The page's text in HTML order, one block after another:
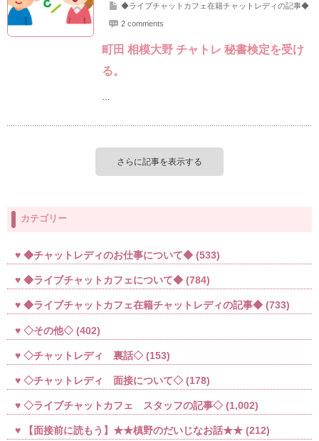
◆ライブチャットカフェ在籍チャットレディの記事◆
2 comments
町田 相模大野 チャトレ 秘書検定を受け
る。
…
さらに記事を表示する
カテゴリー
◆チャットレディのお仕事について◆ (533)
◆ライブチャットカフェについて◆ (784)
◆ライブチャットカフェ在籍チャットレディの記事◆ (733)
◇その他◇ (402)
◇チャットレディ 裏話◇ (153)
◇チャットレディ 面接について◇ (178)
◇ライブチャットカフェ スタッフの記事◇ (1,002)
【面接前に読もう】★★槙野のだいじなお話★★ (212)